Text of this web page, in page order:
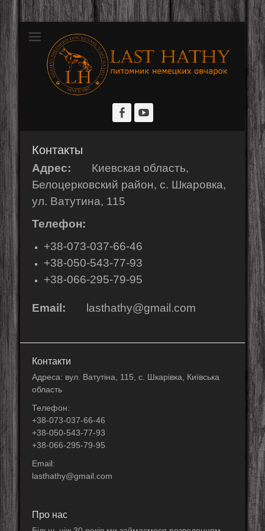
Розплідник німецьких вівчарок
Facebook
Контакты
Адрес: Киевская область,
Белоцерковский район, с. Шкаровка,
ул. Ватутина, 115
Телефон:
+38-073-037-66-46
+38-050-543-77-93
+38-066-295-79-95
Email: lasthathy@gmail.com
Контакти
Адреса: вул. Ватутіна, 115, с. Шкарівка, Київська
область
Телефон:
+38-073-037-66-46
+38-050-543-77-93
+38-066-295-79-95
Email:
lasthathy@gmail.com
Про нас